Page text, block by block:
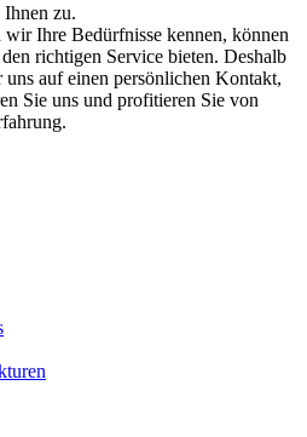
zu.
Ihre Bedürfnisse kennen, können
richtigen Service bieten. Deshalb
auf einen persönlichen Kontakt,
Sie uns und profitieren Sie von